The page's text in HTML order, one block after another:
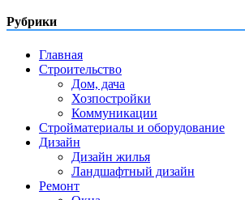
Рубрики
Главная
Строительство
Дом, дача
Хозпостройки
Коммуникации
Стройматериалы и оборудование
Дизайн
Дизайн жилья
Ландшафтный дизайн
Ремонт